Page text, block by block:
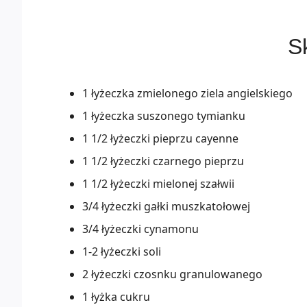
1 łyżeczka zmielonego ziela angielskiego
1 łyżeczka suszonego tymianku
1 1/2 łyżeczki pieprzu cayenne
1 1/2 łyżeczki czarnego pieprzu
1 1/2 łyżeczki mielonej szałwii
3/4 łyżeczki gałki muszkatołowej
3/4 łyżeczki cynamonu
1-2 łyżeczki soli
2 łyżeczki czosnku granulowanego
1 łyżka cukru